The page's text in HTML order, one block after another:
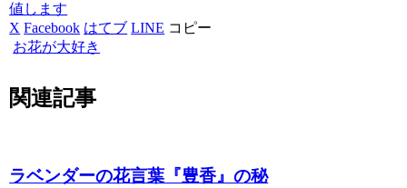
値します
X Facebook はてブ LINE コピー
お花が大好き
関連記事
ラベンダーの花言葉『豊香』の秘